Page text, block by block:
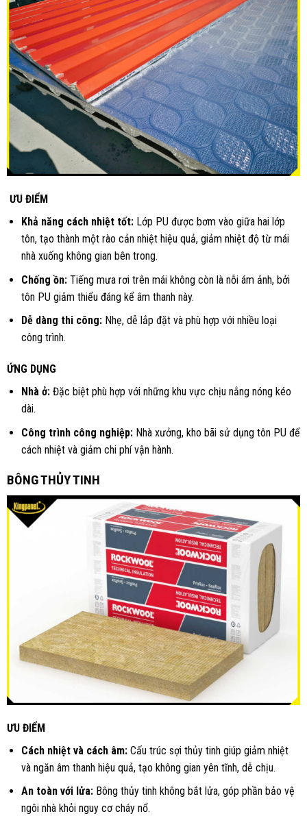
ƯU ĐIỂM
Khả năng cách nhiệt tốt: Lớp PU được bơm vào giữa hai lớp
tôn, tạo thành một rào cản nhiệt hiệu quả, giảm nhiệt độ từ mái
nhà xuống không gian bên trong.
Chống ồn: Tiếng mưa rơi trên mái không còn là nỗi ám ảnh, bởi
tôn PU giảm thiểu đáng kể âm thanh này.
Dễ dàng thi công: Nhẹ, dễ lắp đặt và phù hợp với nhiều loại
công trình.
ỨNG DỤNG
Nhà ở: Đặc biệt phù hợp với những khu vực chịu nắng nóng kéo
dài.
Công trình công nghiệp: Nhà xưởng, kho bãi sử dụng tôn PU để
cách nhiệt và giảm chi phí vận hành.
BÔNG THỦY TINH
ƯU ĐIỂM
Cách nhiệt và cách âm: Cấu trúc sợi thủy tinh giúp giảm nhiệt
và ngăn âm thanh hiệu quả, tạo không gian yên tĩnh, dễ chịu.
An toàn với lửa: Bông thủy tinh không bắt lửa, góp phần bảo vệ
ngôi nhà khỏi nguy cơ cháy nổ.